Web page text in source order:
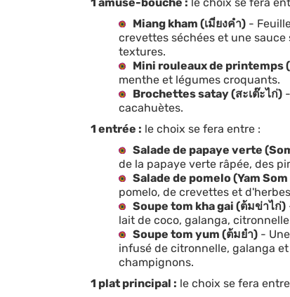
Miang kham (เมี่ยงคำ) -
crevettes séchées et une
textures.
Mini rouleaux de printemps
menthe et légumes croquants.
Brochettes satay (สะเต๊ะไก่)
cacahuètes.
1 entrée : le choix se fera entre :
Salade de papaye verte
de la papaye verte râpée, des
Salade de pomelo (Yam
pomelo, de crevettes et
Soupe tom kha gai (ต้มข่าไก่)
lait de coco, galanga,
Soupe tom yum (ต้มยำ) -
infusé de citronnelle, galanga
champignons.
1 plat principal : le choix se fera